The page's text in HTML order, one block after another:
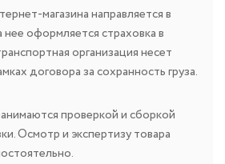
магазина направляется в
оформляется страховка в
организация несет
договора за сохранность груза.
проверкой и сборкой
Осмотр и экспертизу товара